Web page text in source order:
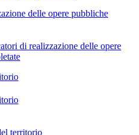
delle opere pubbliche
di realizzazione delle opere
territorio